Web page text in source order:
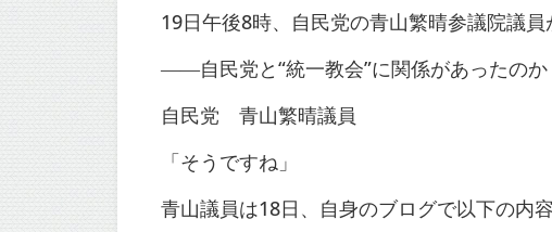
19日午後8時、自民党の青山繁晴参議院議員
――自民党と“統一教会”に関係があったのか
自民党 青山繁晴議員
「そうですね」
青山議員は18日、自身のブログで以下の内